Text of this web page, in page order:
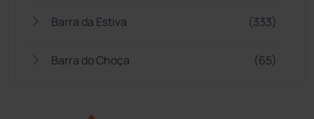
Barra da Estiva (333)
Barra do Choça (65)